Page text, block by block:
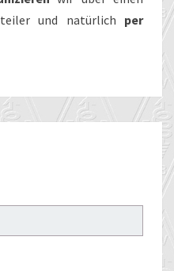
und natürlich per